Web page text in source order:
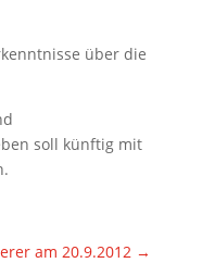
über die
soll künftig mit
am 20.9.2012 →